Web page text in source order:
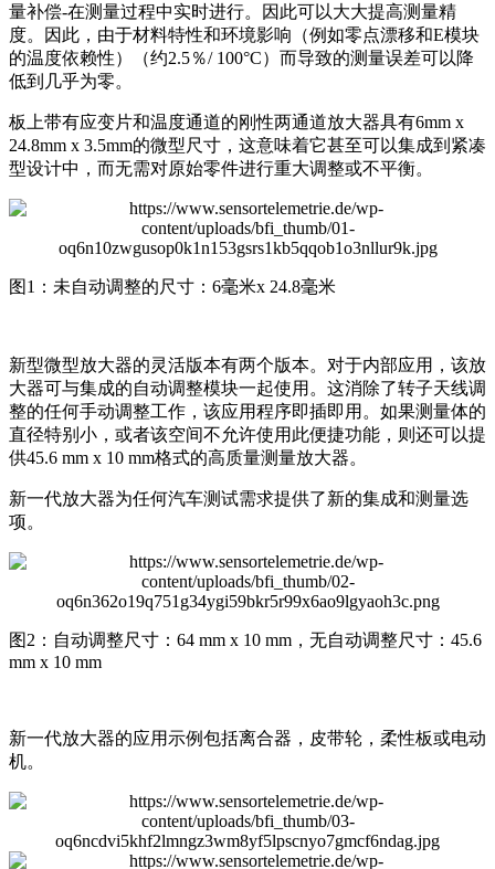
量补偿-在测量过程中实时进行。因此可以大大提高测量精
度。因此，由于材料特性和环境影响（例如零点漂移和E模块
的温度依赖性）（约2.5％/ 100°C）而导致的测量误差可以降
低到几乎为零。
板上带有应变片和温度通道的刚性两通道放大器具有6mm x
24.8mm x 3.5mm的微型尺寸，这意味着它甚至可以集成到紧凑
型设计中，而无需对原始零件进行重大调整或不平衡。
图1：未自动调整的尺寸：6毫米x 24.8毫米
新型微型放大器的灵活版本有两个版本。对于内部应用，该放
大器可与集成的自动调整模块一起使用。这消除了转子天线调
整的任何手动调整工作，该应用程序即插即用。如果测量体的
直径特别小，或者该空间不允许使用此便捷功能，则还可以提
供45.6 mm x 10 mm格式的高质量测量放大器。
新一代放大器为任何汽车测试需求提供了新的集成和测量选
项。
图2：自动调整尺寸：64 mm x 10 mm，无自动调整尺寸：45.6
mm x 10 mm
新一代放大器的应用示例包括离合器，皮带轮，柔性板或电动
机。